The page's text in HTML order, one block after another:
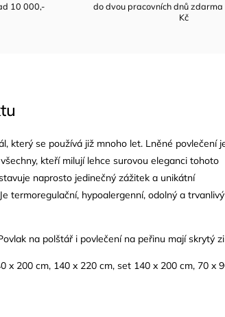
10 000,-
do dvou pracovních dnů zdarma
Kč
který se používá již mnoho let. Lněné povlečení
kteří milují lehce surovou eleganci tohoto
naprosto jedinečný zážitek a unikátní
termoregulační, hypoalergenní, odolný a
na polštář i povlečení na peřinu mají skrytý
x 200 cm, 140 x 220 cm, set 140 x 200 cm, 70 x